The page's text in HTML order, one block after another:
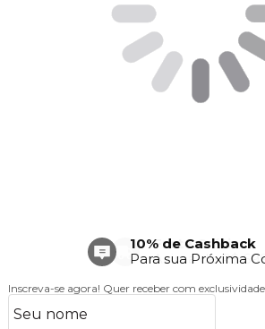
Frete Grátis
Acima de R$
Inscreva-se agora! Quer receber com